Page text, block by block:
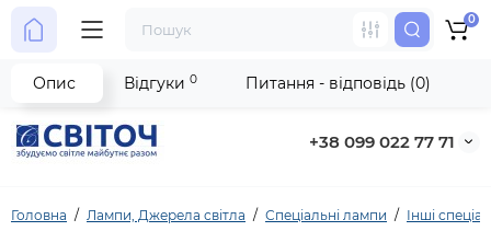
+38 099 022 77 71
0
Головна Лампи, Джерела світла Спеціальні лампи Інші
Опис Відгуки 0 Питання - відповідь (0)